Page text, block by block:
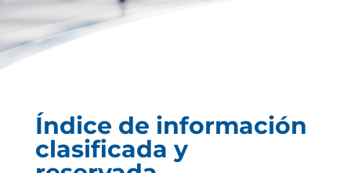
Índice de información
clasificada y